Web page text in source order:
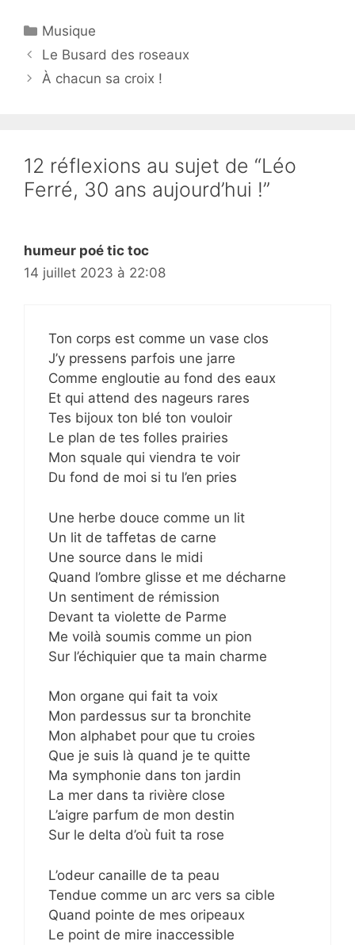
Catégories
Musique
Le Busard des roseaux
À chacun sa croix !
12 réflexions au sujet de “Léo
Ferré, 30 ans aujourd’hui !”
humeur poé tic toc
14 juillet 2023 à 22:08
Ton corps est comme un vase clos
J’y pressens parfois une jarre
Comme engloutie au fond des eaux
Et qui attend des nageurs rares
Tes bijoux ton blé ton vouloir
Le plan de tes folles prairies
Mon squale qui viendra te voir
Du fond de moi si tu l’en pries
Une herbe douce comme un lit
Un lit de taffetas de carne
Une source dans le midi
Quand l’ombre glisse et me décharne
Un sentiment de rémission
Devant ta violette de Parme
Me voilà soumis comme un pion
Sur l’échiquier que ta main charme
Mon organe qui fait ta voix
Mon pardessus sur ta bronchite
Mon alphabet pour que tu croies
Que je suis là quand je te quitte
Ma symphonie dans ton jardin
La mer dans ta rivière close
L’aigre parfum de mon destin
Sur le delta d’où fuit ta rose
L’odeur canaille de ta peau
Tendue comme un arc vers sa cible
Quand pointe de mes oripeaux
Le point de mire inaccessible